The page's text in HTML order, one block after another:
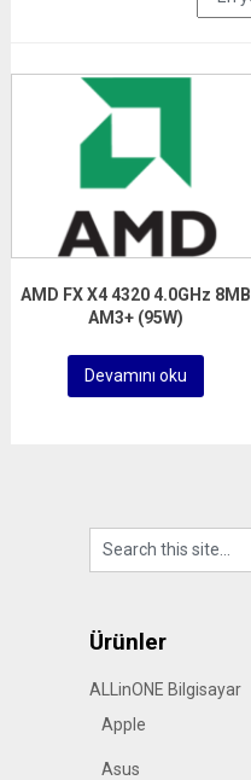
AMD FX X4 4320 4.0GHz 8MB
AM3+ (95W)
Devamını oku
Ürünler
ALLinONE Bilgisayar
Apple
Asus